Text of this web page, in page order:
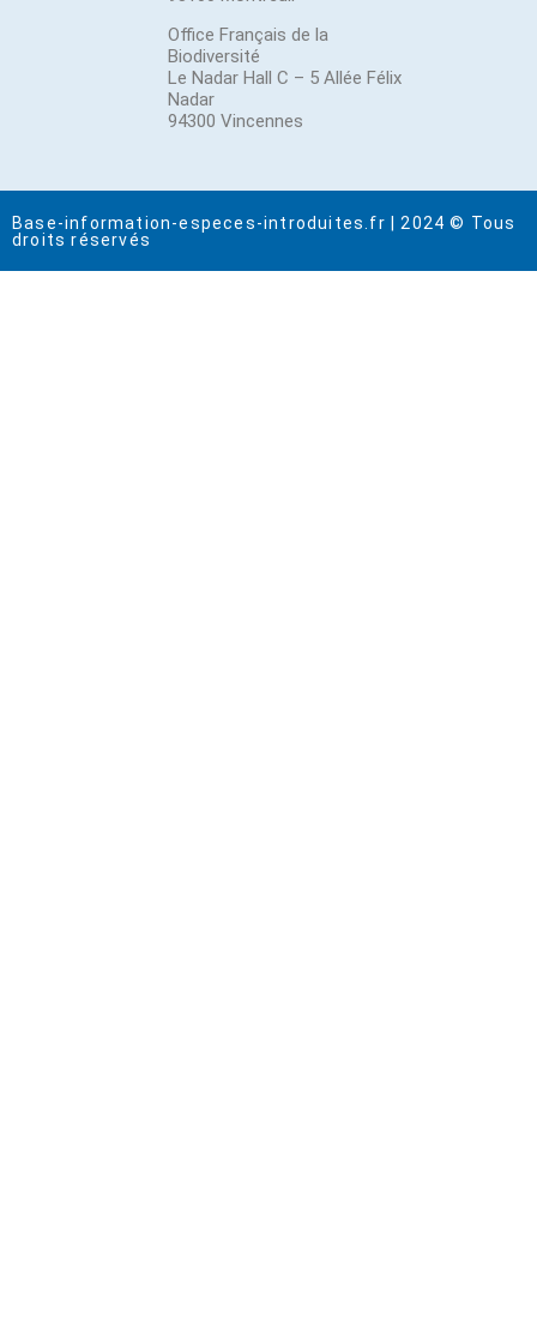
Office Français de la
Biodiversité
Le Nadar Hall C – 5 Allée Félix
Nadar
94300 Vincennes
Base-information-especes-introduites.fr | 2024 © Tous
droits réservés